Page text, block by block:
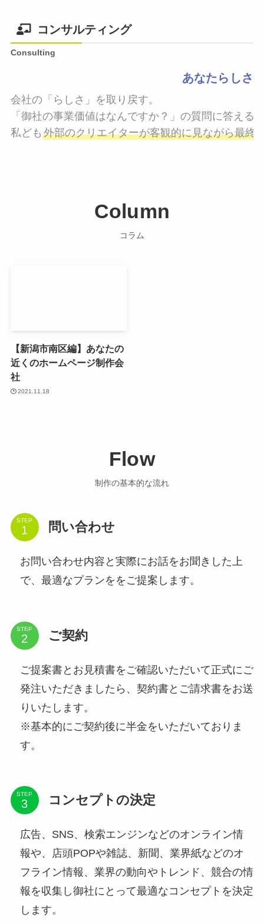
コンサルティング
Consulting
あなたらしさ
会社の「らしさ」を取り戻す。
「御社の事業価値はなんですか？」の質問に答える
私ども 外部のクリエイターが客観的に見ながら最終
Column
コラム
【新潟市南区編】あなたの
近くのホームページ制作会
社
2021.11.18
Flow
制作の基本的な流れ
STEP 問い合わせ
お問い合わせ内容と実際にお話をお聞きした上
で、最適なプランををご提案します。
STEP ご契約
ご提案書とお見積書をご確認いただいて正式にご
発注いただきましたら、契約書とご請求書をお送
りいたします。
※基本的にご契約後に半金をいただいておりま
す。
STEP コンセプトの決定
広告、SNS、検索エンジンなどのオンライン情
報や、店頭POPや雑誌、新聞、業界紙などのオ
フライン情報、業界の動向やトレンド、競合の情
報を収集し御社にとって最適なコンセプトを決定
します。